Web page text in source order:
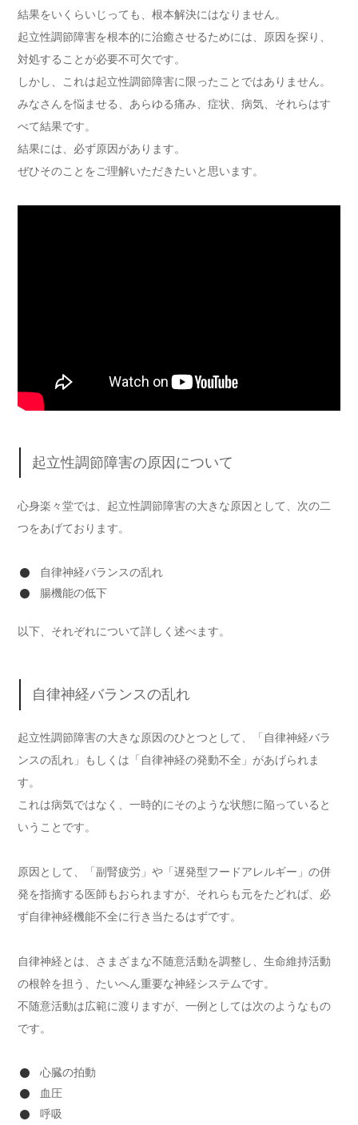
結果をいくらいじっても、根本解決にはなりません。
起立性調節障害を根本的に治癒させるためには、原因を探り、
対処することが必要不可欠です。
しかし、これは起立性調節障害に限ったことではありません。
みなさんを悩ませる、あらゆる痛み、症状、病気、それらはす
べて結果です。
結果には、必ず原因があります。
ぜひそのことをご理解いただきたいと思います。
起立性調節障害の原因について
心身楽々堂では、起立性調節障害の大きな原因として、次の二
つをあげております。
自律神経バランスの乱れ
腸機能の低下
以下、それぞれについて詳しく述べます。
自律神経バランスの乱れ
起立性調節障害の大きな原因のひとつとして、「自律神経バラ
ンスの乱れ」もしくは「自律神経の発動不全」があげられま
す。
これは病気ではなく、一時的にそのような状態に陥っていると
いうことです。
原因として、「副腎疲労」や「遅発型フードアレルギー」の併
発を指摘する医師もおられますが、それらも元をたどれば、必
ず自律神経機能不全に行き当たるはずです。
自律神経とは、さまざまな不随意活動を調整し、生命維持活動
の根幹を担う、たいへん重要な神経システムです。
不随意活動は広範に渡りますが、一例としては次のようなもの
です。
心臓の拍動
血圧
呼吸